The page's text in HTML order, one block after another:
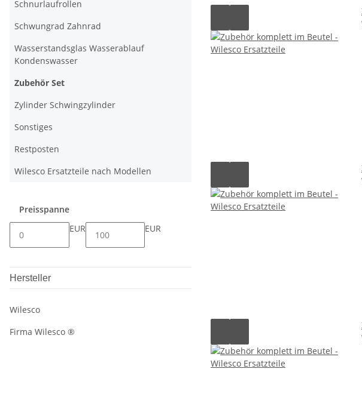
Schnurlaufrollen
Schwungrad Zahnrad
Wasserstandsglas Wasserablauf
Kondenswasser
Zubehör Set
Zylinder Schwingzylinder
Sonstiges
Restposten
Wilesco Ersatzteile nach Modellen
Preisspanne
EUR
EUR
Hersteller
Wilesco
Firma Wilesco ®